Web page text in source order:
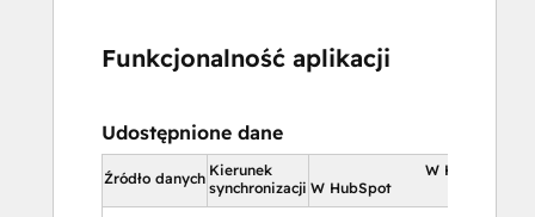
Funkcjonalność aplikacji
Udostępnione dane
Źródło danych Kierunek
synchronizacji
W HubSpot
W HubSpot